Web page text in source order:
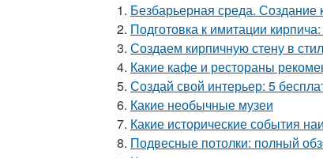
1. Безбарьерная среда.
2. Подготовка к имитации
3. Создаем кирпичную стену в
4. Какие кафе и рестораны
5. Создай свой интерьер: 5
6. Какие необычные музеи
7. Какие исторические события
8. Подвесные потолки: полный